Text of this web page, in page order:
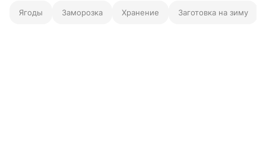
Ягоды Заморозка Хранение Заготовка на зиму